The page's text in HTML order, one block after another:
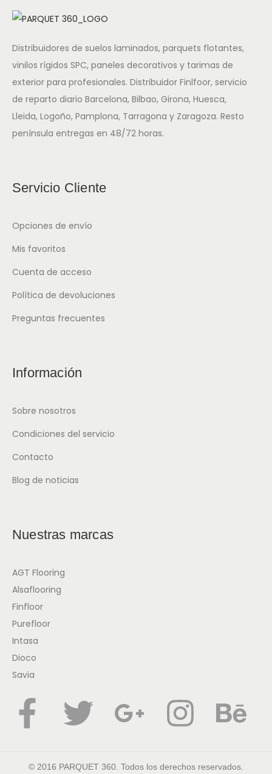
Distribuidores de suelos laminados, parquets flotantes,
vinilos rígidos SPC, paneles decorativos y tarimas de
exterior para profesionales. Distribuidor Finlfoor, servicio
de reparto diario Barcelona, Bilbao, Girona, Huesca,
Lleida, Logoño, Pamplona, Tarragona y Zaragoza. Resto
península entregas en 48/72 horas.
Servicio Cliente
Opciones de envío
Mis favoritos
Cuenta de acceso
Política de devoluciones
Preguntas frecuentes
Información
Sobre nosotros
Condiciones del servicio
Contacto
Blog de noticias
Nuestras marcas
AGT Flooring
Alsaflooring
Finfloor
Purefloor
Intasa
Dioco
Savia
© 2016 PARQUET 360. Todos los derechos reservados.